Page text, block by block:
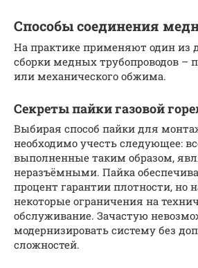
Способы соединения
На практике применяют один из
сборки медных трубопроводов –
или механического обжима.
Секреты пайки газовой
Выбирая способ пайки для
необходимо учесть следующее:
выполненные таким образом,
неразъёмными. Пайка
процент гарантии плотности, но
некоторые ограничения на
обслуживание. Зачастую
модернизировать систему без
сложностей.